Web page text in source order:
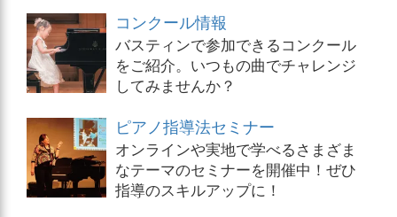
コンクール情報
バスティンで参加できるコンクール
をご紹介。いつもの曲でチャレンジ
してみませんか？
ピアノ指導法セミナー
オンラインや実地で学べるさまざま
なテーマのセミナーを開催中！ぜひ
指導のスキルアップに！